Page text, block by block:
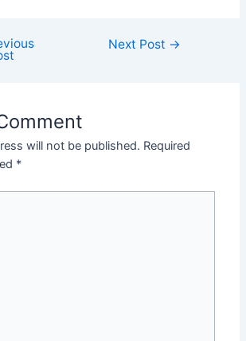
Next Post →
will not be published. Required
*